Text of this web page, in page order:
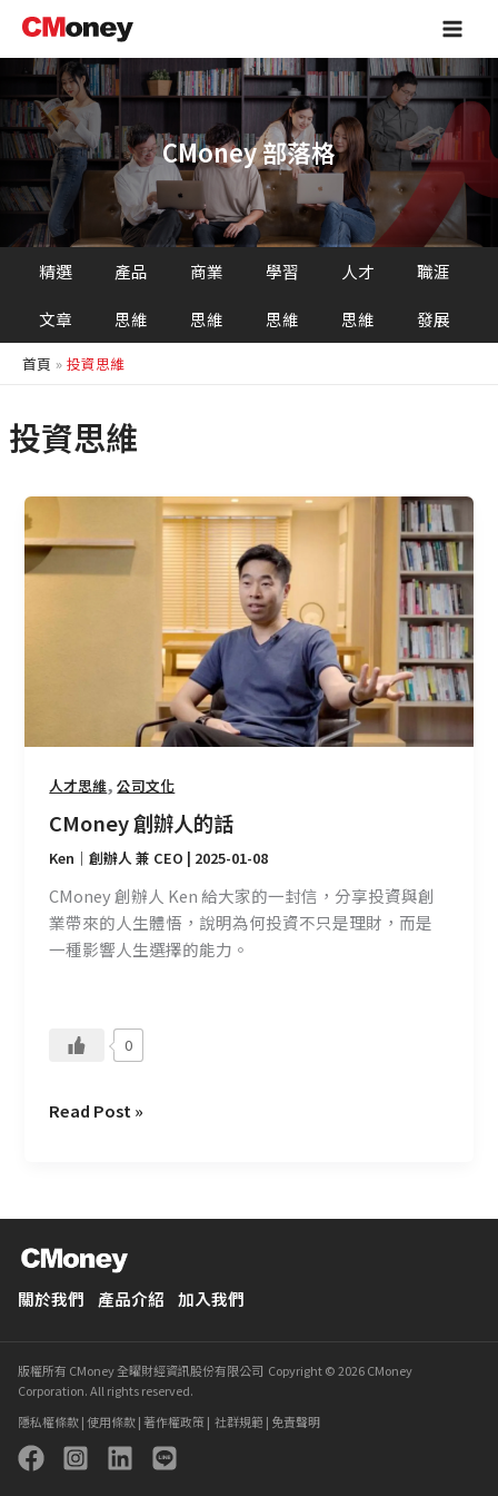
主
容
Main
CMoney 部落格
精選
文章
產品
思維
商業
思維
學習
思維
人才
思維
職涯
發展
首頁 投資思維
投資思維
人才思維,公司文化
CMoney 創辦人的話
Ken｜創辦人 兼 CEO | 2025-01-08
CMoney 創辦人 Ken 給大家的一封信，分享投資與創
業帶來的人生體悟，說明為何投資不只是理財，而是
一種影響人生選擇的能力。
0
創
辦
Read Post »
關於我們 產品介紹 加入我們
版權所有 CMoney 全曜財經資訊股份有限公司 Copyright © 2026 CMoney
Corporation. All rights reserved.
隱私權條款|使用條款| 著作權政策| 社群規範 | 免責聲明